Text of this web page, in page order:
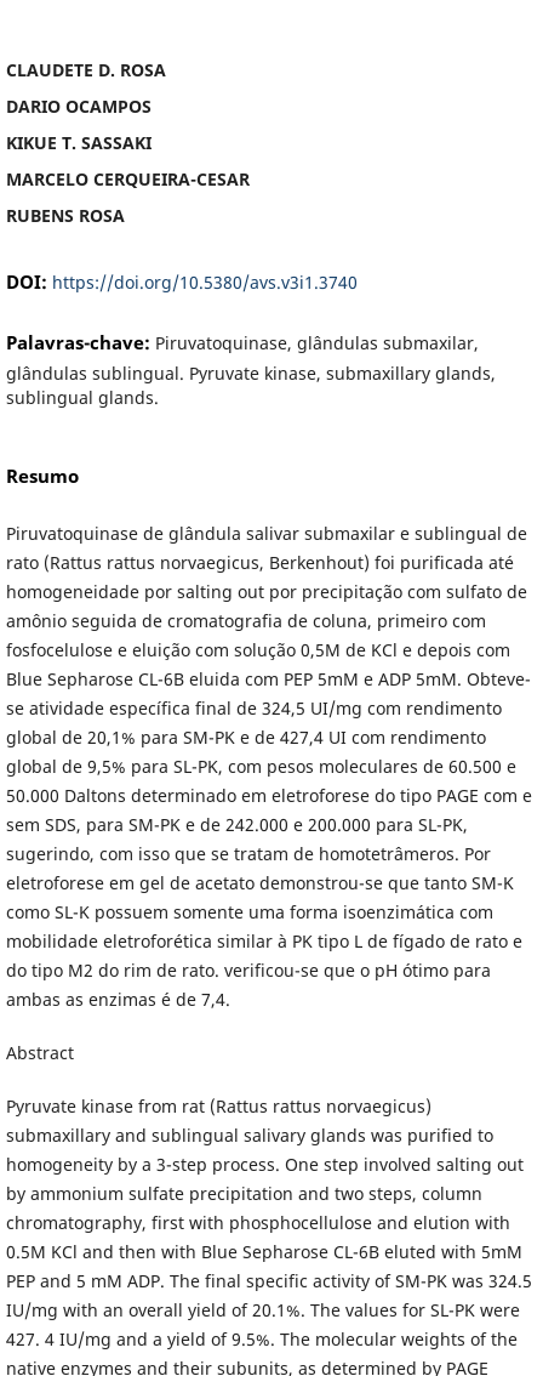
CLAUDETE D. ROSA
DARIO OCAMPOS
KIKUE T. SASSAKI
MARCELO CERQUEIRA-CESAR
RUBENS ROSA
DOI: https://doi.org/10.5380/avs.v3i1.3740
Palavras-chave: Piruvatoquinase, glândulas submaxilar,
glândulas sublingual. Pyruvate kinase, submaxillary glands,
sublingual glands.
Resumo
Piruvatoquinase de glândula salivar submaxilar e sublingual de
rato (Rattus rattus norvaegicus, Berkenhout) foi purificada até
homogeneidade por salting out por precipitação com sulfato de
amônio seguida de cromatografia de coluna, primeiro com
fosfocelulose e eluição com solução 0,5M de KCl e depois com
Blue Sepharose CL-6B eluida com PEP 5mM e ADP 5mM. Obteve-
se atividade específica final de 324,5 UI/mg com rendimento
global de 20,1% para SM-PK e de 427,4 UI com rendimento
global de 9,5% para SL-PK, com pesos moleculares de 60.500 e
50.000 Daltons determinado em eletroforese do tipo PAGE com e
sem SDS, para SM-PK e de 242.000 e 200.000 para SL-PK,
sugerindo, com isso que se tratam de homotetrâmeros. Por
eletroforese em gel de acetato demonstrou-se que tanto SM-K
como SL-K possuem somente uma forma isoenzimática com
mobilidade eletroforética similar à PK tipo L de fígado de rato e
do tipo M2 do rim de rato. verificou-se que o pH ótimo para
ambas as enzimas é de 7,4.
Abstract
Pyruvate kinase from rat (Rattus rattus norvaegicus)
submaxillary and sublingual salivary glands was purified to
homogeneity by a 3-step process. One step involved salting out
by ammonium sulfate precipitation and two steps, column
chromatography, first with phosphocellulose and elution with
0.5M KCl and then with Blue Sepharose CL-6B eluted with 5mM
PEP and 5 mM ADP. The final specific activity of SM-PK was 324.5
IU/mg with an overall yield of 20.1%. The values for SL-PK were
427. 4 IU/mg and a yield of 9.5%. The molecular weights of the
native enzymes and their subunits, as determined by PAGE